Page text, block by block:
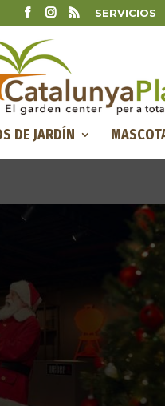
SERVICIOS
DE JARDÍN